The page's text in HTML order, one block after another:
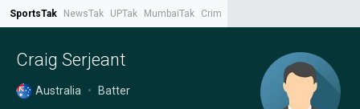
SportsTak NewsTak UPTak MumbaiTak CrimeTak
Craig Serjeant
Australia • Batter